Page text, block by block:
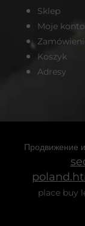
Sklep
Moje konto
Koszyk
Adresy
Продвижение
place buy